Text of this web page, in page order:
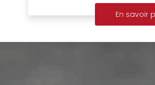
En savoir